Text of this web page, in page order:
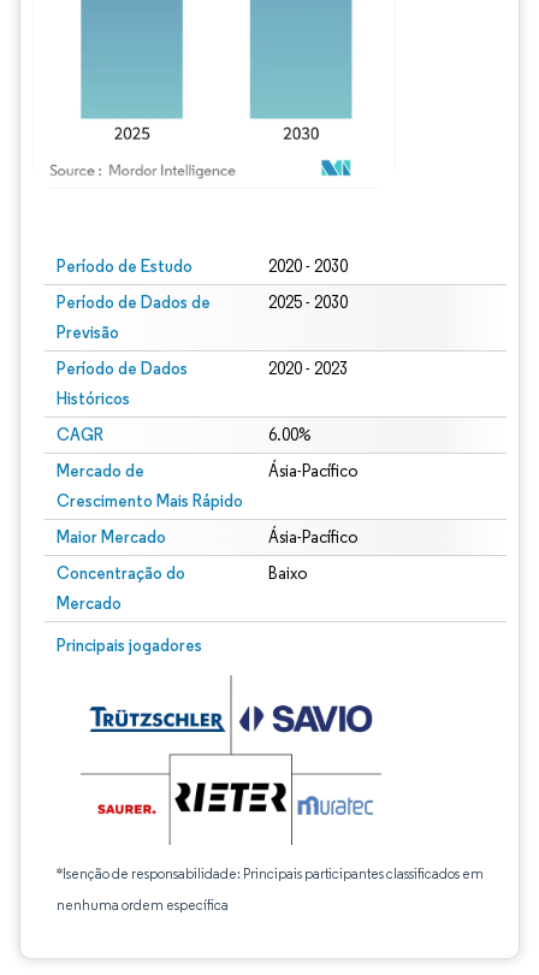
Período de Estudo 2020 - 2030
Período de Dados de
Previsão
2025 - 2030
Período de Dados
Históricos
2020 - 2023
CAGR 6.00%
Mercado de
Crescimento Mais Rápido
Ásia-Pacífico
Maior Mercado Ásia-Pacífico
Concentração do
Mercado
Baixo
Principais jogadores
*Isenção de responsabilidade: Principais participantes classificados em
nenhuma ordem específica